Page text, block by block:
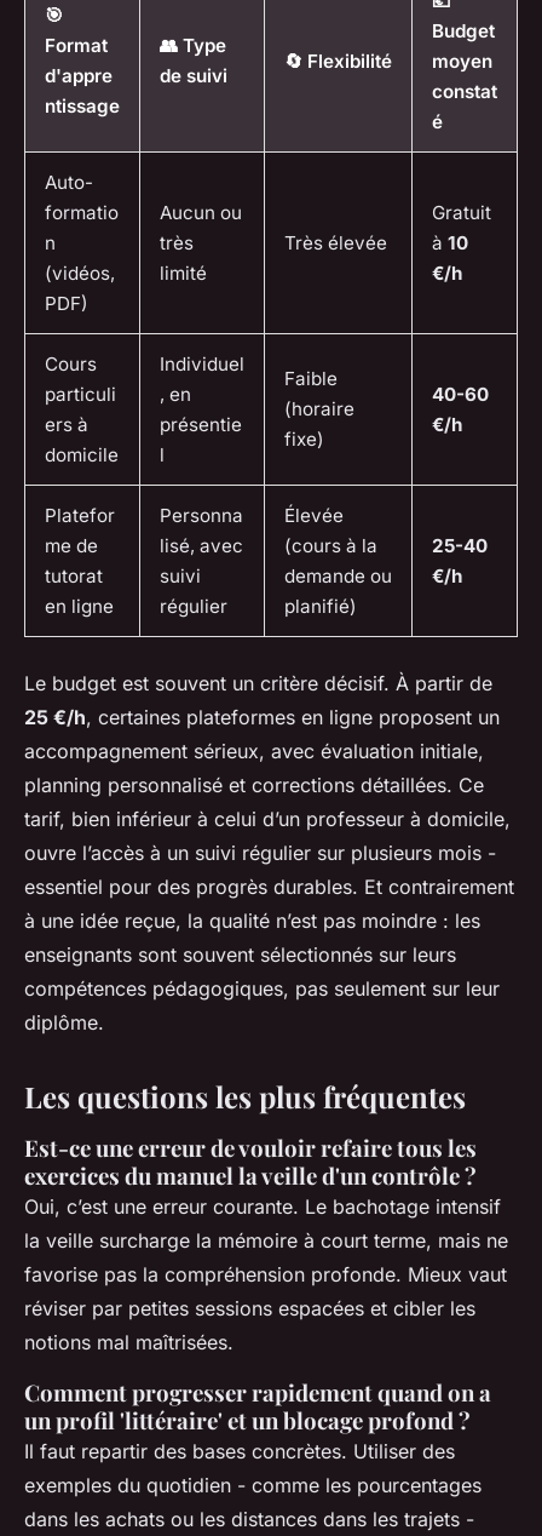
🎯
Format
d'appre
ntissage
👥 Type
de suivi
🔄 Flexibilité
Budget
moyen
constat
é
Auto-
formatio
n
(vidéos,
PDF)
Aucun ou
très
limité
Très élevée
Gratuit
à 10
€/h
Cours
particuli
ers à
domicile
Individuel
, en
présentie
l
Faible
(horaire
fixe)
40-60
€/h
Platefor
me de
tutorat
en ligne
Personna
lisé, avec
suivi
régulier
Élevée
(cours à la
demande ou
planifié)
25-40
€/h
Le budget est souvent un critère décisif. À partir de
25 €/h, certaines plateformes en ligne proposent un
accompagnement sérieux, avec évaluation initiale,
planning personnalisé et corrections détaillées. Ce
tarif, bien inférieur à celui d’un professeur à domicile,
ouvre l’accès à un suivi régulier sur plusieurs mois -
essentiel pour des progrès durables. Et contrairement
à une idée reçue, la qualité n’est pas moindre : les
enseignants sont souvent sélectionnés sur leurs
compétences pédagogiques, pas seulement sur leur
diplôme.
Les questions les plus fréquentes
Est-ce une erreur de vouloir refaire tous les
exercices du manuel la veille d'un contrôle ?
Oui, c’est une erreur courante. Le bachotage intensif
la veille surcharge la mémoire à court terme, mais ne
favorise pas la compréhension profonde. Mieux vaut
réviser par petites sessions espacées et cibler les
notions mal maîtrisées.
Comment progresser rapidement quand on a
un profil 'littéraire' et un blocage profond ?
Il faut repartir des bases concrètes. Utiliser des
exemples du quotidien - comme les pourcentages
dans les achats ou les distances dans les trajets -